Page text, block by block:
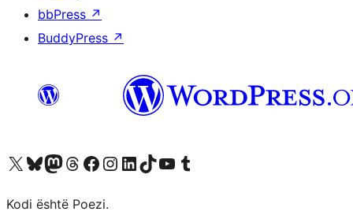
bbPress ↗
BuddyPress ↗
Vizitoni llogarinë tonë X (ish Twitter)
Vizitoni llogarinë tonë Bluesky
Vizitoni llogarinë tonë Mastodon
Vizitoni llogarinë tonë Threads
Vizitoni faqen tonë në Facebook
Vizitoni llogarinë tonë Instagram
Vizitoni llogarinë tonë LinkedIn
Vizitoni llogarinë tonë TikTok
Vizitoni kanalin tonë YouTube
Vizitoni llogarinë tonë Tumblr
Kodi është Poezi.